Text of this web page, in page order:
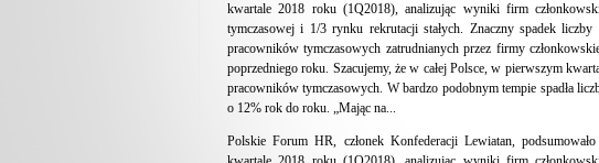
kwartale 2018 roku (1Q2018), analizując wyniki firm
tymczasowej i 1/3 rynku rekrutacji stałych. Znaczny spadek
pracowników tymczasowych zatrudnianych przez firmy
poprzedniego roku. Szacujemy, że w całej Polsce, w pierwszym
pracowników tymczasowych. W bardzo podobnym tempie spadła
o 12% rok do roku. „Mając na...
Polskie Forum HR, członek Konfederacji Lewiatan,